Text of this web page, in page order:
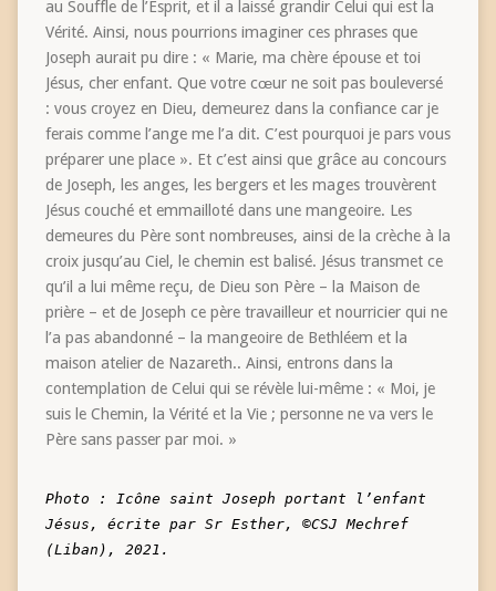
au Souffle de l’Esprit, et il a laissé grandir Celui qui est la
Vérité. Ainsi, nous pourrions imaginer ces phrases que
Joseph aurait pu dire : « Marie, ma chère épouse et toi
Jésus, cher enfant. Que votre cœur ne soit pas bouleversé
: vous croyez en Dieu, demeurez dans la confiance car je
ferais comme l’ange me l’a dit. C’est pourquoi je pars vous
préparer une place ». Et c’est ainsi que grâce au concours
de Joseph, les anges, les bergers et les mages trouvèrent
Jésus couché et emmailloté dans une mangeoire. Les
demeures du Père sont nombreuses, ainsi de la crèche à la
croix jusqu’au Ciel, le chemin est balisé. Jésus transmet ce
qu’il a lui même reçu, de Dieu son Père – la Maison de
prière – et de Joseph ce père travailleur et nourricier qui ne
l’a pas abandonné – la mangeoire de Bethléem et la
maison atelier de Nazareth.. Ainsi, entrons dans la
contemplation de Celui qui se révèle lui-même : « Moi, je
suis le Chemin, la Vérité et la Vie ; personne ne va vers le
Père sans passer par moi. »
Photo : Icône saint Joseph portant l’enfant
Jésus, écrite par Sr Esther, ©CSJ Mechref